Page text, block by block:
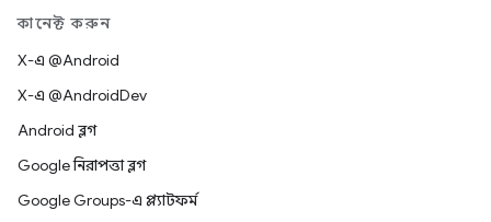
কানেক্ট করুন
X-এ @Android
X-এ @AndroidDev
Android ব্লগ
Google নিরাপত্তা ব্লগ
Google Groups-এ প্ল্যাটফর্ম